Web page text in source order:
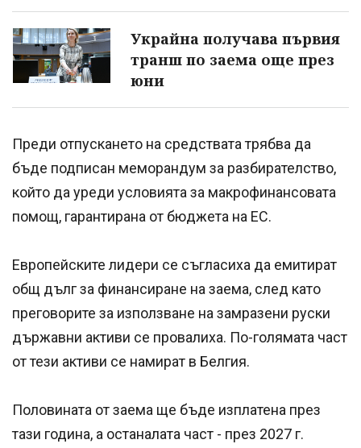
Украйна получава първия
транш по заема още през
юни
Преди отпускането на средствата трябва да
бъде подписан меморандум за разбирателство,
който да уреди условията за макрофинансовата
помощ, гарантирана от бюджета на ЕС.
Европейските лидери се съгласиха да емитират
общ дълг за финансиране на заема, след като
преговорите за използване на замразени руски
държавни активи се провалиха. По-голямата част
от тези активи се намират в Белгия.
Половината от заема ще бъде изплатена през
тази година, а останалата част - през 2027 г.